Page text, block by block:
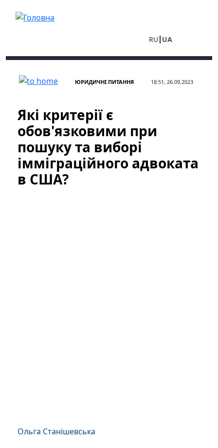
RU UA
ЮРИДИЧНІ ПИТАННЯ 18:51, 26.09.2023
Які критерії є
обов'язковими при
пошуку та виборі
імміграційного адвоката
в США?
Ольга Станішевська